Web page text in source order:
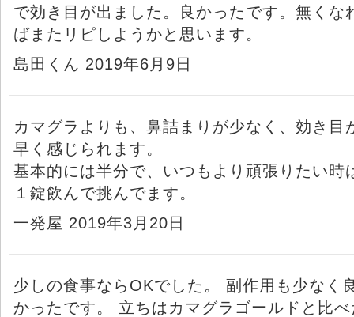
で効き目が出ました。良かったです。無くな
ばまたリピしようかと思います。
島田くん 2019年6月9日
カマグラよりも、鼻詰まりが少なく、効き目
早く感じられます。
基本的には半分で、いつもより頑張りたい時
１錠飲んで挑んでます。
一発屋 2019年3月20日
少しの食事ならOKでした。 副作用も少なく
かったです。 立ちはカマグラゴールドと比べ